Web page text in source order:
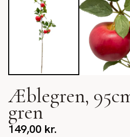
Æblegren,
gren
149,00 kr.